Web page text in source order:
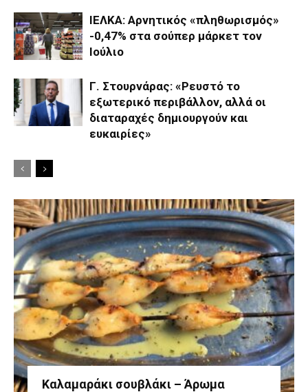
ΙΕΛΚΑ: Αρνητικός «πληθωρισμός»
-0,47% στα σούπερ μάρκετ τον
Ιούλιο
Γ. Στουρνάρας: «Ρευστό το
εξωτερικό περιβάλλον, αλλά οι
διαταραχές δημιουργούν και
ευκαιρίες»
Καλαμαράκι σουβλάκι – Άρωμα